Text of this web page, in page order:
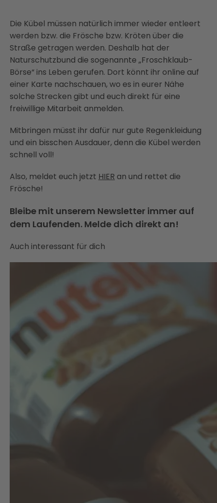
Die Kübel müssen natürlich immer wieder entleert
werden bzw. die Frösche bzw. Kröten über die
Straße getragen werden. Deshalb hat der
Naturschutzbund die sogenannte „Froschklaub-
Börse“ ins Leben gerufen. Dort könnt ihr online auf
einer Karte nachschauen, wo es in eurer Nähe
solche Strecken gibt und euch direkt für eine
freiwillige Mitarbeit anmelden.
Mitbringen müsst ihr dafür nur gute Regenkleidung
und ein bisschen Ausdauer, denn die Kübel werden
schnell voll!
Also, meldet euch jetzt HIER an und rettet die
Frösche!
Bleibe mit unserem Newsletter immer auf
dem Laufenden. Melde dich direkt an!
Auch interessant für dich